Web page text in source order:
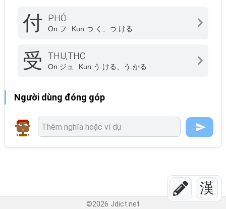
漢
付 PHÓ
On:フ Kun:つ.く、つ.ける
受 THỤ,THỌ
On:ジュ Kun:う.ける、う.かる
Người dùng đóng góp
©2026 Jdict.net